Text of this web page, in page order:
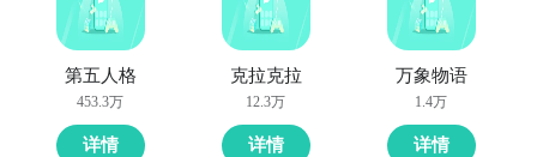
第五人格
453.3万
详情
克拉克拉
12.3万
详情
万象物语
1.4万
详情